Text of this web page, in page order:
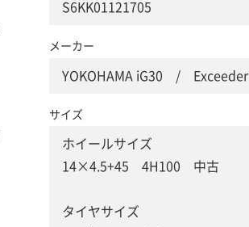
S6KK01121705
メーカー
YOKOHAMA iG30 / Exceeder
サイズ
ホイールサイズ
14×4.5+45 4H100 中古
タイヤサイズ